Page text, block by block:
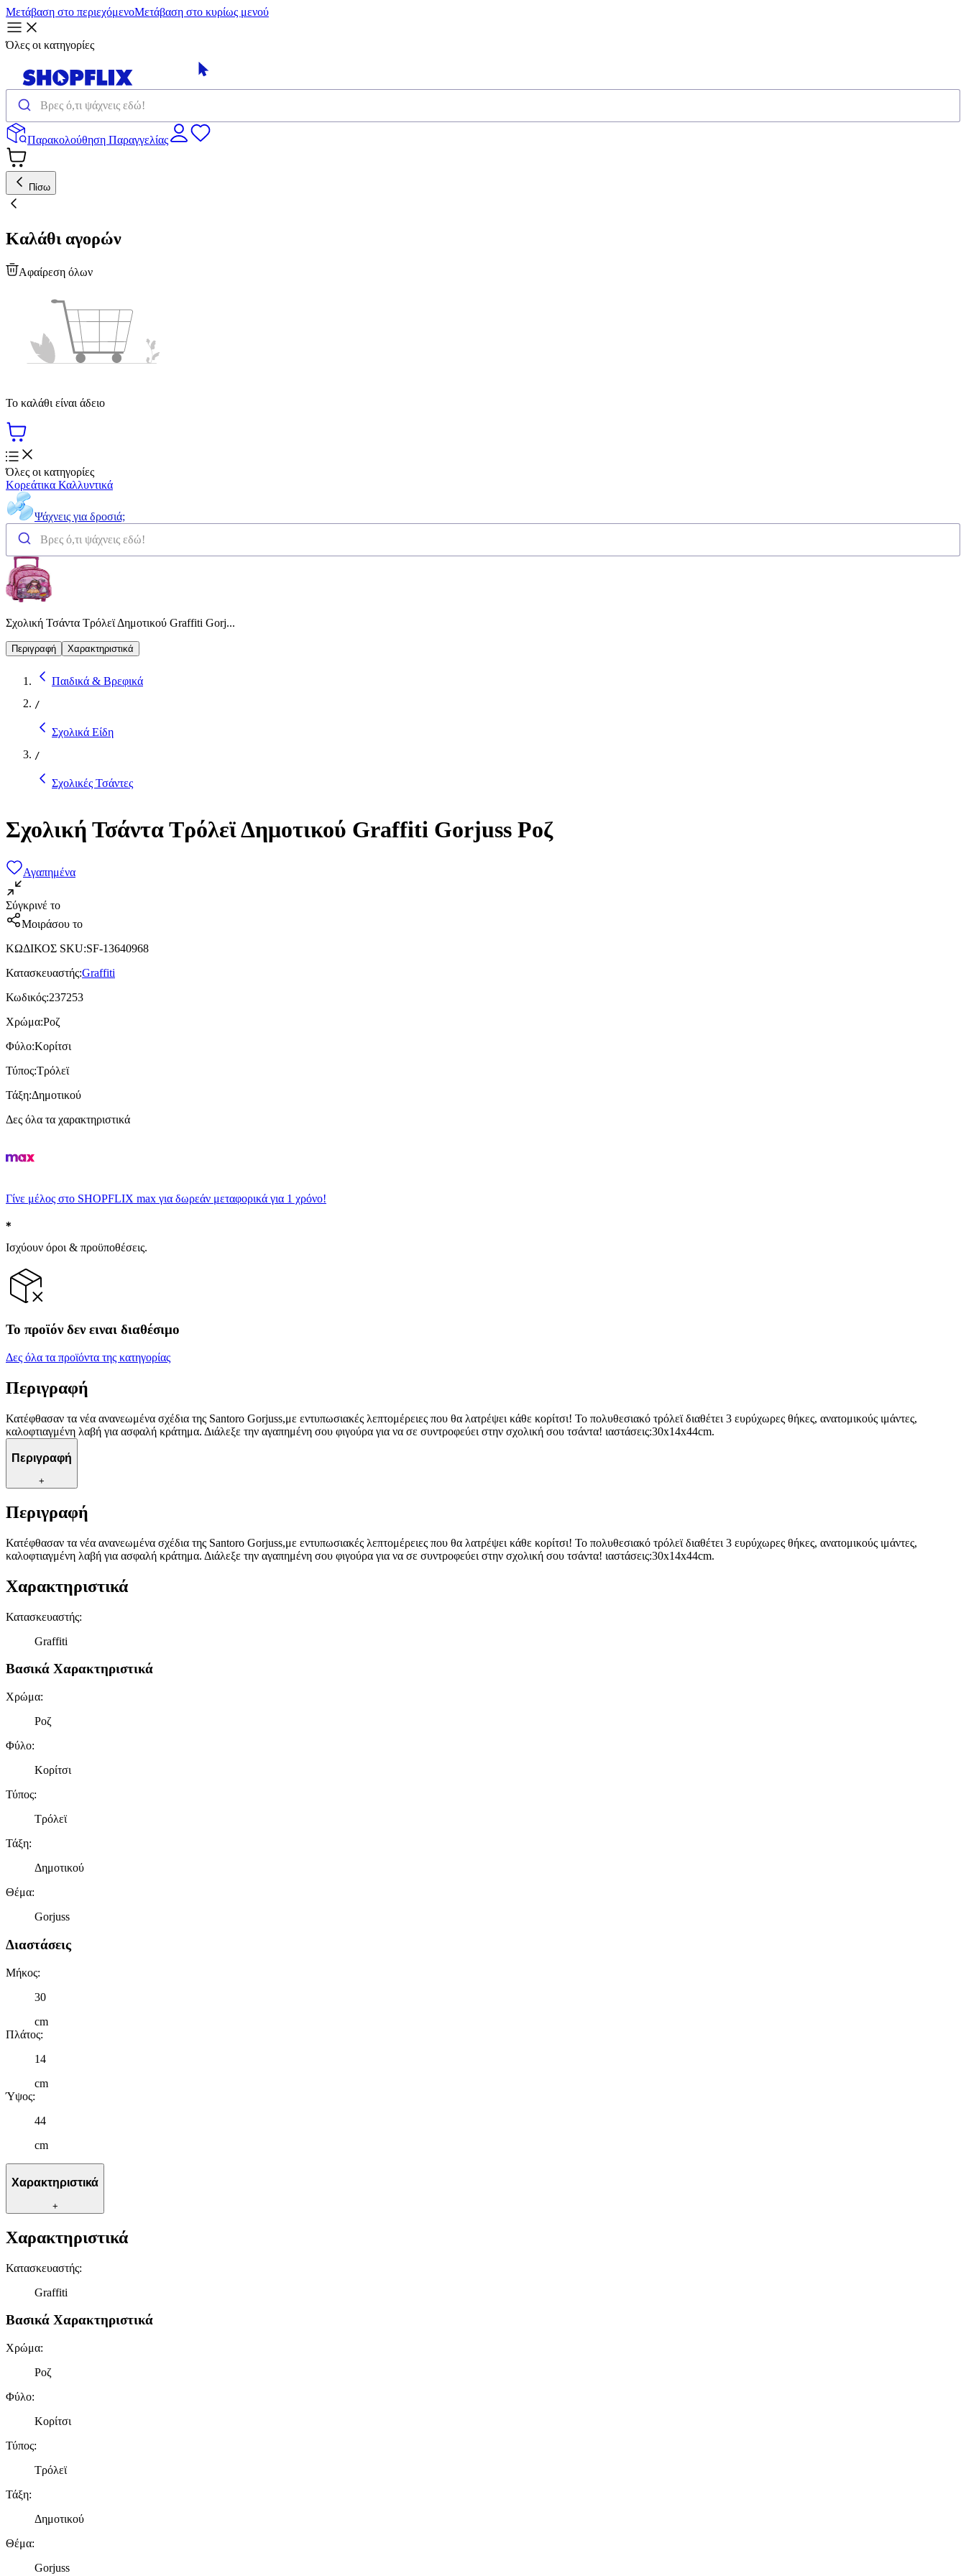
Μετάβαση στο περιεχόμενοΜετάβαση στο κυρίως μενού
Όλες οι κατηγορίες
Παρακολούθηση Παραγγελίας
Πίσω
Καλάθι αγορών
Αφαίρεση όλων
Το καλάθι είναι άδειο
Όλες οι κατηγορίες
Κορεάτικα Καλλυντικά
Ψάχνεις για δροσιά;
Σχολική Τσάντα Τρόλεϊ Δημοτικού Graffiti Gorj...
Περιγραφή Χαρακτηριστικά
Παιδικά & Βρεφικά
/
Σχολικά Είδη
/
Σχολικές Τσάντες
Σχολική Τσάντα Τρόλεϊ Δημοτικού Graffiti Gorjuss Ροζ
Αγαπημένα
Σύγκρινέ το
Μοιράσου το
ΚΩΔΙΚΟΣ SKU:SF-13640968
Κατασκευαστής:Graffiti
Κωδικός:237253
Χρώμα:Ροζ
Φύλο:Κορίτσι
Τύπος:Τρόλεϊ
Τάξη:Δημοτικού
Δες όλα τα χαρακτηριστικά
Γίνε μέλος στο SHOPFLIX max για δωρεάν μεταφορικά για 1 χρόνο!
Ισχύουν όροι & προϋποθέσεις.
Το προϊόν δεν ειναι διαθέσιμο
Δες όλα τα προϊόντα της κατηγορίας
Περιγραφή
Κατέφθασαν τα νέα ανανεωμένα σχέδια της Santoro Gorjuss,με εντυπωσιακές λεπτομέρειες που θα λατρέψει κάθε κορίτσι! Το πολυθεσιακό τρόλεϊ διαθέτει 3 ευρύχωρες θήκες, ανατομικούς ιμάντες,
καλοφτιαγμένη λαβή για ασφαλή κράτημα. Διάλεξε την αγαπημένη σου φιγούρα για να σε συντροφεύει στην σχολική σου τσάντα! ιαστάσεις:30x14x44cm.
Περιγραφή
+
Περιγραφή
Κατέφθασαν τα νέα ανανεωμένα σχέδια της Santoro Gorjuss,με εντυπωσιακές λεπτομέρειες που θα λατρέψει κάθε κορίτσι! Το πολυθεσιακό τρόλεϊ διαθέτει 3 ευρύχωρες θήκες, ανατομικούς ιμάντες,
καλοφτιαγμένη λαβή για ασφαλή κράτημα. Διάλεξε την αγαπημένη σου φιγούρα για να σε συντροφεύει στην σχολική σου τσάντα! ιαστάσεις:30x14x44cm.
Χαρακτηριστικά
Κατασκευαστής:
Graffiti
Βασικά Χαρακτηριστικά
Χρώμα:
Ροζ
Φύλο:
Κορίτσι
Τύπος:
Τρόλεϊ
Τάξη:
Δημοτικού
Θέμα:
Gorjuss
Διαστάσεις
Μήκος:
30
cm
Πλάτος:
14
cm
Ύψος:
44
cm
Χαρακτηριστικά
+
Χαρακτηριστικά
Κατασκευαστής:
Graffiti
Βασικά Χαρακτηριστικά
Χρώμα:
Ροζ
Φύλο:
Κορίτσι
Τύπος:
Τρόλεϊ
Τάξη:
Δημοτικού
Θέμα:
Gorjuss